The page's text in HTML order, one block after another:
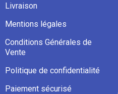
Livraison
Mentions légales
Conditions Générales de
Vente
Politique de confidentialité
Paiement sécurisé